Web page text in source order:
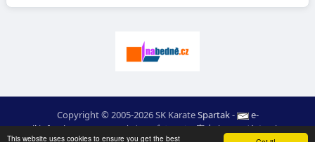
This website uses cookies to ensure you get the best
Copyright © 2005-2026 SK KarateSpartak-
e-
mail:moc.ceretarak@ofni|ウエブページの案内| ログイン|RSS